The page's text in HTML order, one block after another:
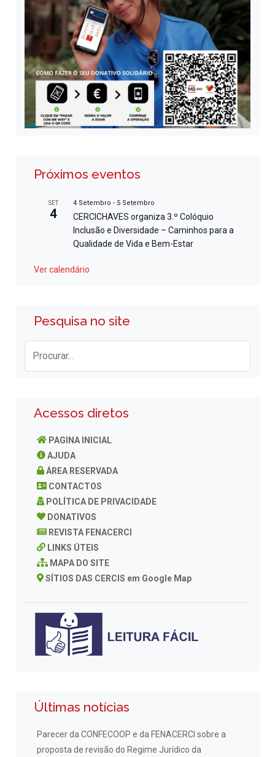
Próximos eventos
SET
4
4 Setembro - 5 Setembro
CERCICHAVES organiza 3.º Colóquio
Inclusão e Diversidade – Caminhos para a
Qualidade de Vida e Bem-Estar
Ver calendário
Pesquisa no site
Acessos diretos
PAGINA INICIAL
AJUDA
ÁREA RESERVADA
CONTACTOS
POLÍTICA DE PRIVACIDADE
DONATIVOS
REVISTA FENACERCI
LINKS ÚTEIS
MAPA DO SITE
SÍTIOS DAS CERCIS em Google Map
Últimas notícias
Parecer da CONFECOOP e da FENACERCI sobre a
proposta de revisão do Regime Jurídico da